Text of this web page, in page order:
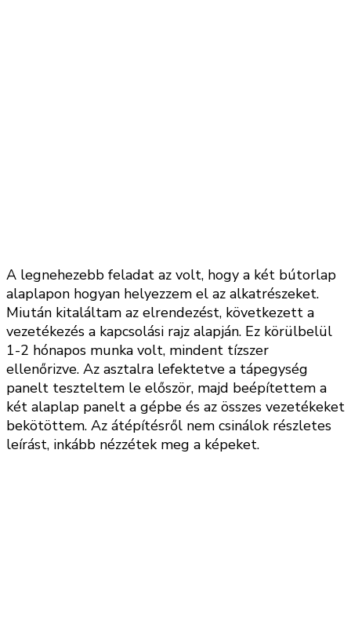
A legnehezebb feladat az volt, hogy a két bútorlap
alaplapon hogyan helyezzem el az alkatrészeket.
Miután kitaláltam az elrendezést, következett a
vezetékezés a kapcsolási rajz alapján. Ez körülbelül
1-2 hónapos munka volt, mindent tízszer
ellenőrizve. Az asztalra lefektetve a tápegység
panelt teszteltem le először, majd beépítettem a
két alaplap panelt a gépbe és az összes vezetékeket
bekötöttem. Az átépítésről nem csinálok részletes
leírást, inkább nézzétek meg a képeket.